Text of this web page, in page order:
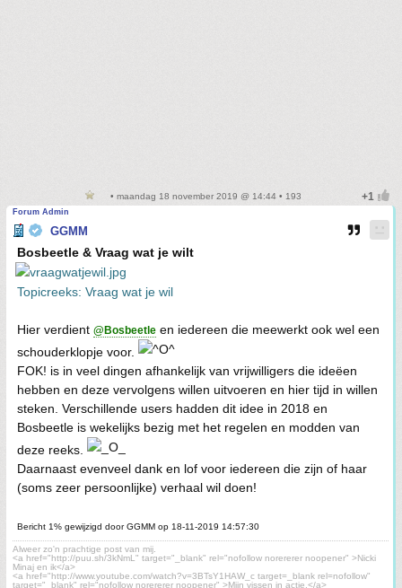
• maandag 18 november 2019 @ 14:44 • 193
Forum Admin
GGMM
Bosbeetle & Vraag wat je wilt
Topicreeks: Vraag wat je wil
Hier verdient @Bosbeetle en iedereen die meewerkt ook wel een
schouderklopje voor.
FOK! is in veel dingen afhankelijk van vrijwilligers die ideëen
hebben en deze vervolgens willen uitvoeren en hier tijd in willen
steken. Verschillende users hadden dit idee in 2018 en
Bosbeetle is wekelijks bezig met het regelen en modden van
deze reeks.
Daarnaast evenveel dank en lof voor iedereen die zijn of haar
(soms zeer persoonlijke) verhaal wil doen!
Bericht 1% gewijzigd door GGMM op 18-11-2019 14:57:30
Alweer zo'n prachtige post van mij.
<a href="http://puu.sh/3kNmL" target="_blank" rel="nofollow norererer noopener" >Nicki
Minaj en ik</a>
<a href="http://www.youtube.com/watch?v=3BTsY1HAW_c target=_blank rel=nofollow"
target="_blank" rel="nofollow norererer noopener" >Mijn vissen in actie.</a>